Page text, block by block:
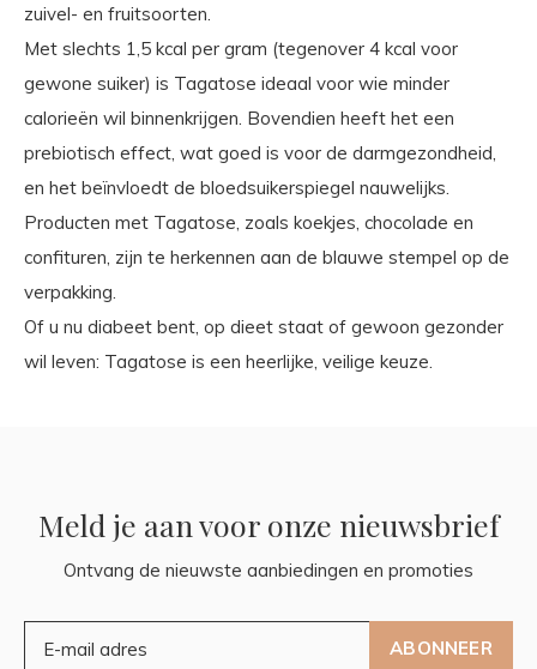
zuivel- en fruitsoorten.
Met slechts 1,5 kcal per gram (tegenover 4 kcal voor
gewone suiker) is Tagatose ideaal voor wie minder
calorieën wil binnenkrijgen. Bovendien heeft het een
prebiotisch effect, wat goed is voor de darmgezondheid,
en het beïnvloedt de bloedsuikerspiegel nauwelijks.
Producten met Tagatose, zoals koekjes, chocolade en
confituren, zijn te herkennen aan de blauwe stempel op de
verpakking.
Of u nu diabeet bent, op dieet staat of gewoon gezonder
wil leven: Tagatose is een heerlijke, veilige keuze.
Meld je aan voor onze nieuwsbrief
Ontvang de nieuwste aanbiedingen en promoties
ABONNEER